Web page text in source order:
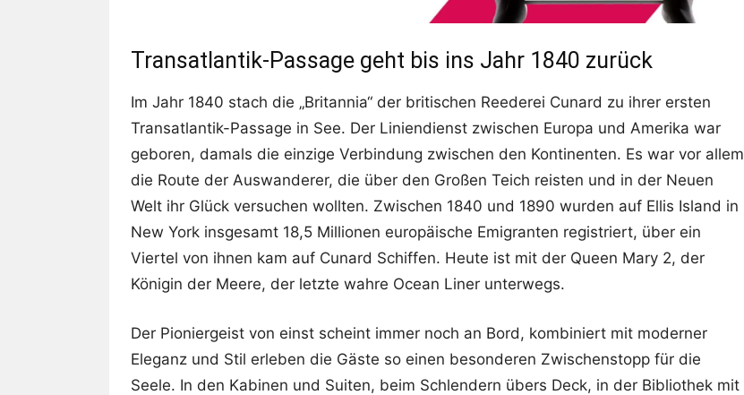
Transatlantik-Passage geht bis ins Jahr 1840 zurück
Im Jahr 1840 stach die „Britannia“ der britischen Reederei Cunard zu ihrer ersten
Transatlantik-Passage in See. Der Liniendienst zwischen Europa und Amerika war
geboren, damals die einzige Verbindung zwischen den Kontinenten. Es war vor allem
die Route der Auswanderer, die über den Großen Teich reisten und in der Neuen
Welt ihr Glück versuchen wollten. Zwischen 1840 und 1890 wurden auf Ellis Island in
New York insgesamt 18,5 Millionen europäische Emigranten registriert, über ein
Viertel von ihnen kam auf Cunard Schiffen. Heute ist mit der Queen Mary 2, der
Königin der Meere, der letzte wahre Ocean Liner unterwegs.
Der Pioniergeist von einst scheint immer noch an Bord, kombiniert mit moderner
Eleganz und Stil erleben die Gäste so einen besonderen Zwischenstopp für die
Seele. In den Kabinen und Suiten, beim Schlendern übers Deck, in der Bibliothek mit